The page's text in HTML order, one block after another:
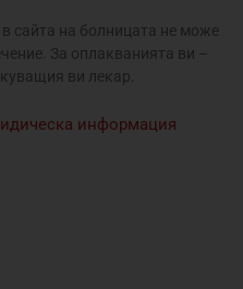
сайта на болницата не може
За оплакванията ви –
ви лекар.
информация